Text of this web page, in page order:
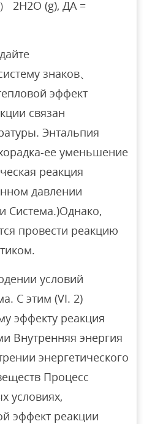
2Н2О (g), ДА =
знаков、
эффект
связан
Энтальпия
ее уменьшение
реакция
давлении
Система.)Однако,
провести реакцию
условий
С этим (VI. 2)
эффекту реакция
Внутренняя энергия
энергетического
Процесс
условиях,
эффект реакции